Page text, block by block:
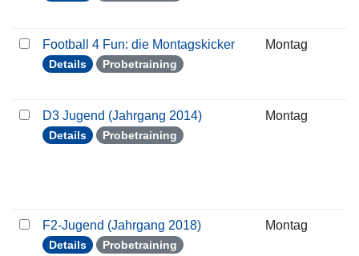
Football 4 Fun: die Montagskicker
Details Probetraining
Montag
D3 Jugend (Jahrgang 2014)
Details Probetraining
Montag
F2-Jugend (Jahrgang 2018)
Details Probetraining
Montag